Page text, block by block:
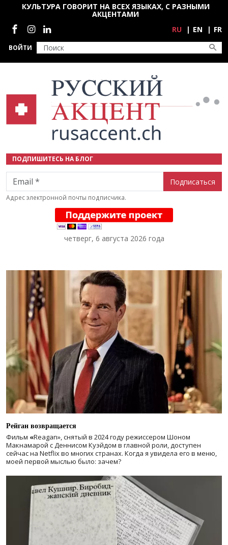
Перейти к основному содержанию
ВОЙТИ
КУЛЬТУРА ГОВОРИТ НА ВСЕХ ЯЗЫКАХ, С РАЗНЫМИ
АКЦЕНТАМИ
Социальные сети
RU EN FR
ПОДПИШИТЕСЬ НА БЛОГ
Email
Адрес электронной почты подписчика.
четверг, 6 августа 2026 года
Рейган возвращается
Фильм «Reagan», снятый в 2024 годурежиссером Шоном
Макнамарой с Деннисом Куэйдом в главной роли, доступен
сейчас на Netflix во многих странах. Когда я увидела его в меню,
моей первой мыслью было: зачем?